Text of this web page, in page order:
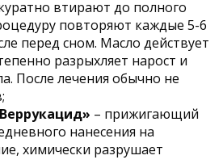
втирают до полного
повторяют каждые 5-6
перед сном. Масло действует
разрыхляет нарост и
После лечения обычно не
– прижигающий
нанесения на
химически разрушает